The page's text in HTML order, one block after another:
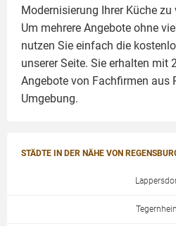
Modernisierung Ihrer Küche zu
Um mehrere Angebote ohne
nutzen Sie einfach die
unserer Seite. Sie erhalten mit
Angebote von Fachfirmen aus
Umgebung.
STÄDTE IN DER NÄHE VON